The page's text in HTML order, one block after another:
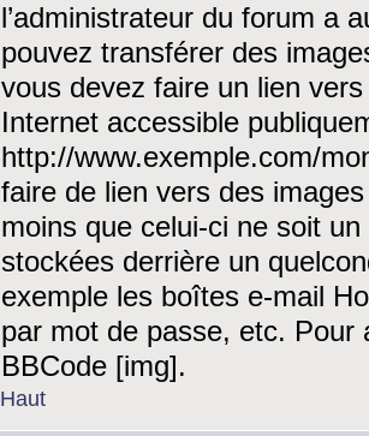
l’administrateur du forum a
pouvez transférer des
vous devez faire un lien
Internet accessible
http://www.exemple.com/
faire de lien vers des
moins que celui-ci ne soit
stockées derrière un
exemple les boîtes e-mail
par mot de passe, etc. Pour
BBCode [img].
Haut